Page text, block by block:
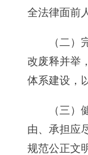
全法律面前
（二
改废释并举
体系建设，
（三
由、承担应
规范公正文